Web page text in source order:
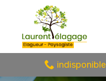
indisponible